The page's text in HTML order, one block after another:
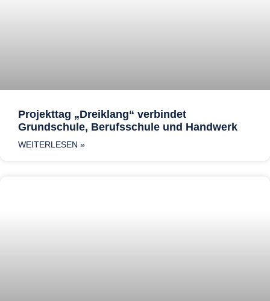
Projekttag „Dreiklang“ verbindet
Grundschule, Berufsschule und Handwerk
WEITERLESEN »